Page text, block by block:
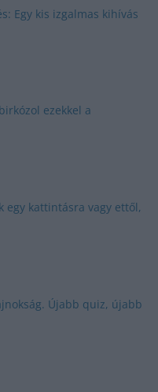
Egy kis izgalmas kihívás
ezekkel a
egy kattintásra vagy ettől,
Újabb quiz, újabb